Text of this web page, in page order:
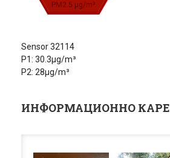
PM2.5 µg/m³
Sensor 32114
P1: 30.3µg/m³
P2: 28µg/m³
ИНФОРМАЦИОННО КАРЕ